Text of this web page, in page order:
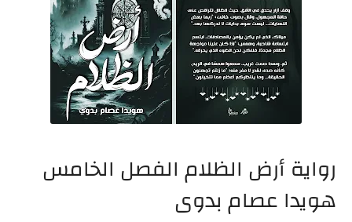
رواية أرض الظلام الفصل الخامس
هويدا عصام بدوى